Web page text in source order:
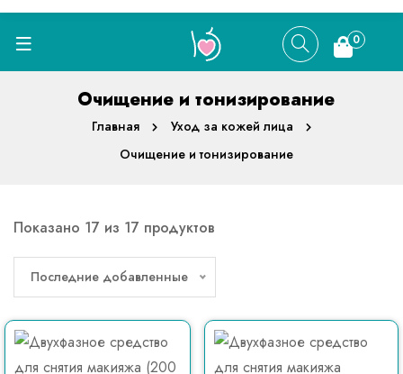
0
Очищение и тонизирование
Главная
Уход за кожей лица
Очищение и тонизирование
Показано 17 из 17 продуктов
Последние добавленные